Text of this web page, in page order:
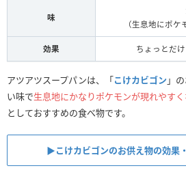
味
（生息地にポケ
効果 ちょっとだ
アツアツスープパンは、「こけカビゴン 」
い味で生息地にかなりポケモンが現れやすく
としておすすめの食べ物です。
▶︎こけカビゴンのお供え物の効果